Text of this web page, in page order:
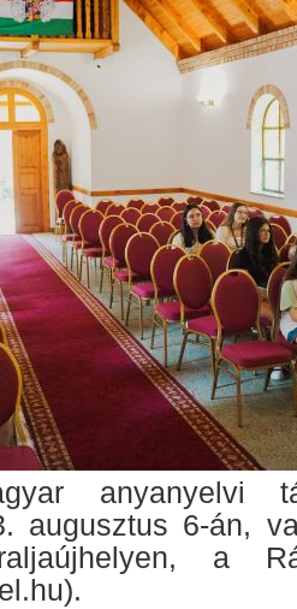
anyanyelvi
augusztus 6-án,
a